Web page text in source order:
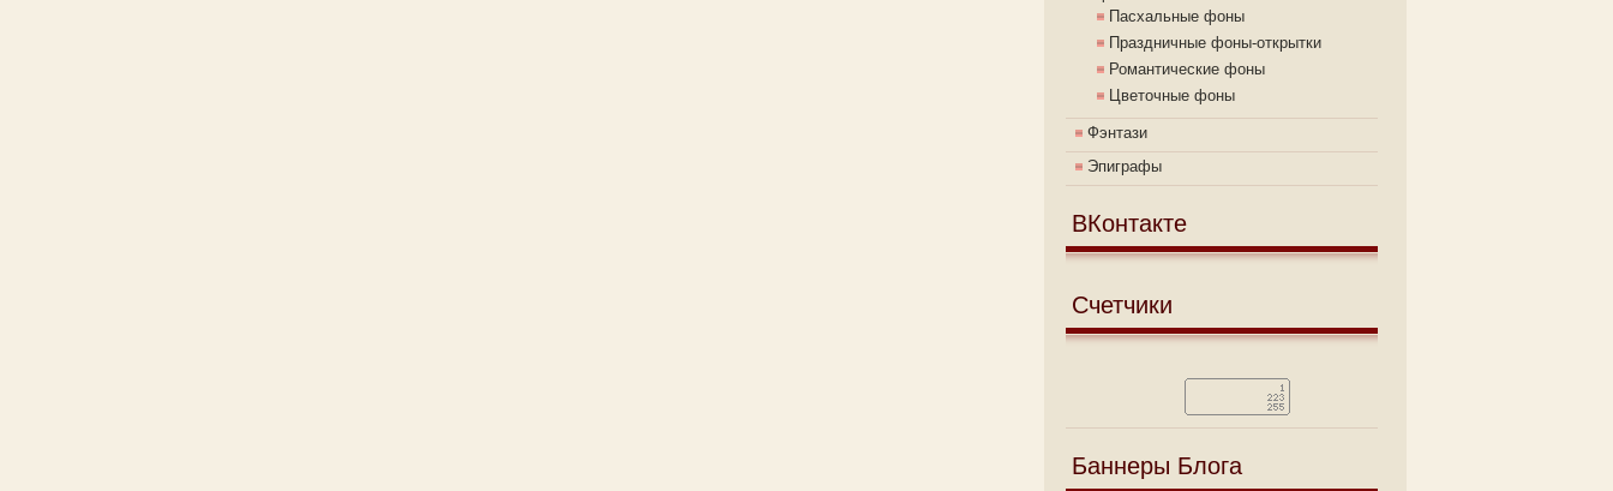
Пасхальные фоны
Праздничные фоны-открытки
Романтические фоны
Цветочные фоны
Фэнтази
Эпиграфы
ВКонтакте
Счетчики
Баннеры Блога